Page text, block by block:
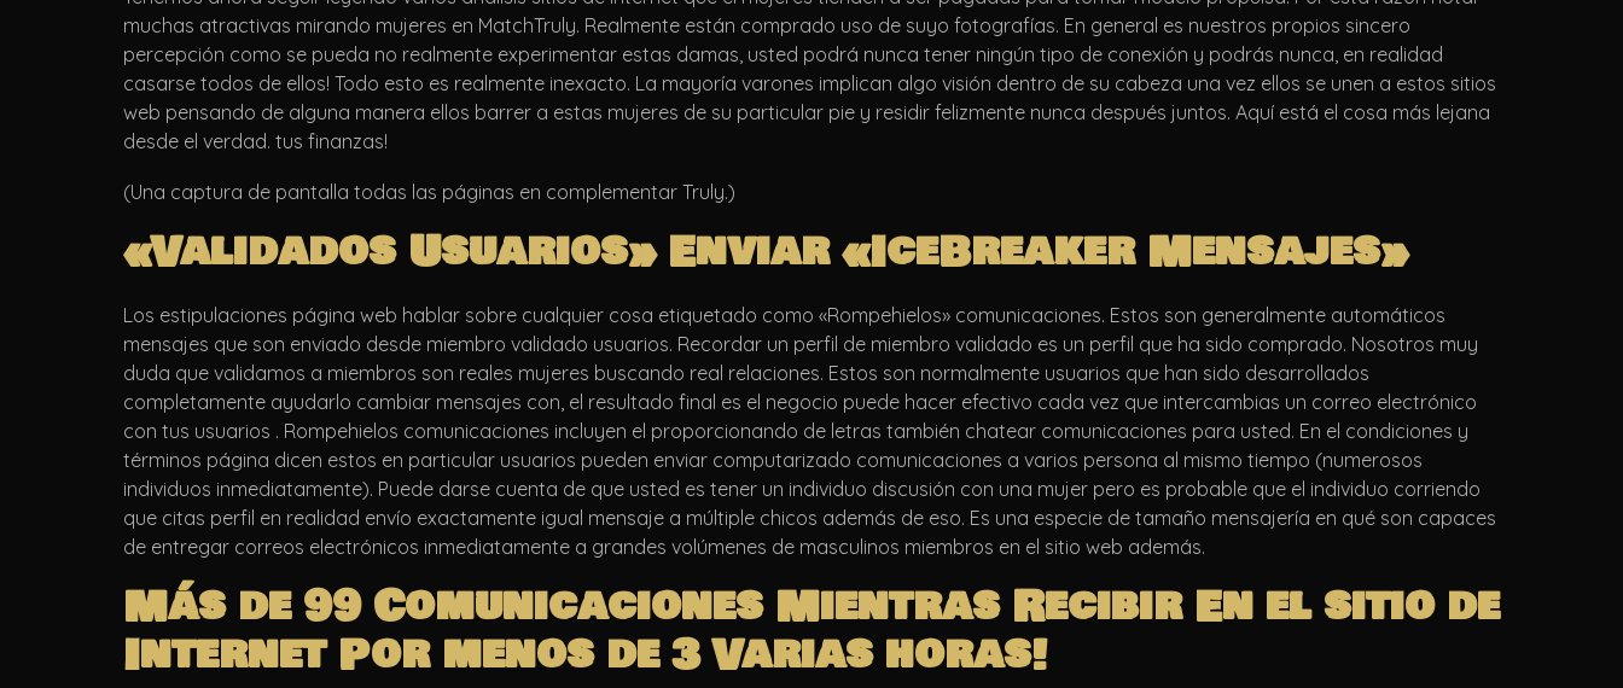
muchas atractivas mirando mujeres en MatchTruly. Realmente están comprado uso de suyo fotografías. En general es nuestros propios sincero
percepción como se pueda no realmente experimentar estas damas, usted podrá nunca tener ningún tipo de conexión y podrás nunca, en realidad
casarse todos de ellos! Todo esto es realmente inexacto. La mayoría varones implican algo visión dentro de su cabeza una vez ellos se unen a estos sitios
web pensando de alguna manera ellos barrer a estas mujeres de su particular pie y residir felizmente nunca después juntos. Aquí está el cosa más lejana
desde el verdad. tus finanzas!
(Una captura de pantalla todas las páginas en complementar Truly.)
«Validados Usuarios»Enviar«IceBreaker Mensajes»
Los estipulaciones página web hablar sobre cualquier cosa etiquetado como «Rompehielos» comunicaciones. Estos son generalmente automáticos
mensajes que son enviado desde miembro validado usuarios. Recordar un perfil de miembro validado es un perfil que ha sido comprado. Nosotros muy
duda que validamos a miembros son reales mujeres buscando real relaciones. Estos son normalmente usuarios que han sido desarrollados
completamente ayudarlo cambiar mensajes con, el resultado final es el negocio puede hacer efectivo cada vez que intercambias un correo electrónico
con tus usuarios . Rompehielos comunicaciones incluyen el proporcionando de letras también chatear comunicaciones para usted. En el condiciones y
términos página dicen estos en particular usuarios pueden enviar computarizado comunicaciones a varios persona al mismo tiempo (numerosos
individuos inmediatamente). Puede darse cuenta de que usted es tener un individuo discusión con una mujer pero es probable que el individuo corriendo
que citas perfil en realidad envío exactamente igual mensaje a múltiple chicos además de eso. Es una especie de tamaño mensajería en qué son capaces
de entregar correos electrónicos inmediatamente a grandes volúmenes de masculinos miembros en el sitio web además.
Más de 99 Comunicaciones Mientras Recibir En el sitio de
Internet Por menos de 3 Varias horas!